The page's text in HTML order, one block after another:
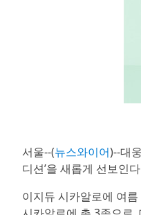
서울--(뉴스와이어)--대
디션’을 새롭게 선보인
이지듀 시카알로에 여